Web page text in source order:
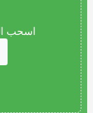
اسحب